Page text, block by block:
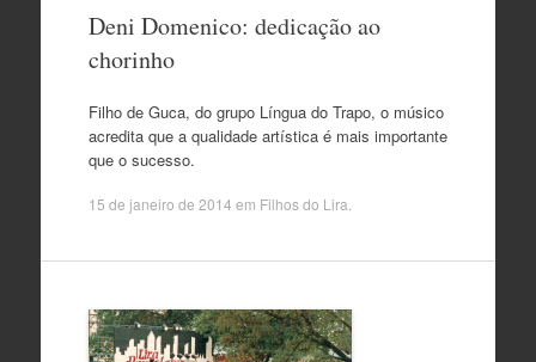
Deni Domenico: dedicação ao
chorinho
Filho de Guca, do grupo Língua do Trapo, o músico
acredita que a qualidade artística é mais importante
que o sucesso.
15 de janeiro de 2014 em Filhos do Lira